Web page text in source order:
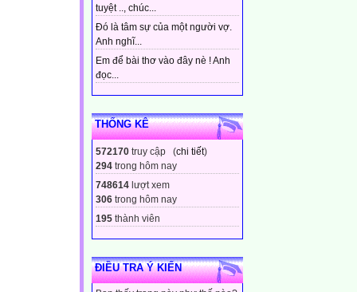
tuyệt .., chúc...
Đó là tâm sự của một người vợ.
Anh nghĩ...
Em để bài thơ vào đây nè ! Anh
đọc...
THỐNG KÊ
572170 truy cập (chi tiết)
294 trong hôm nay
748614 lượt xem
306 trong hôm nay
195 thành viên
ĐIỀU TRA Ý KIẾN